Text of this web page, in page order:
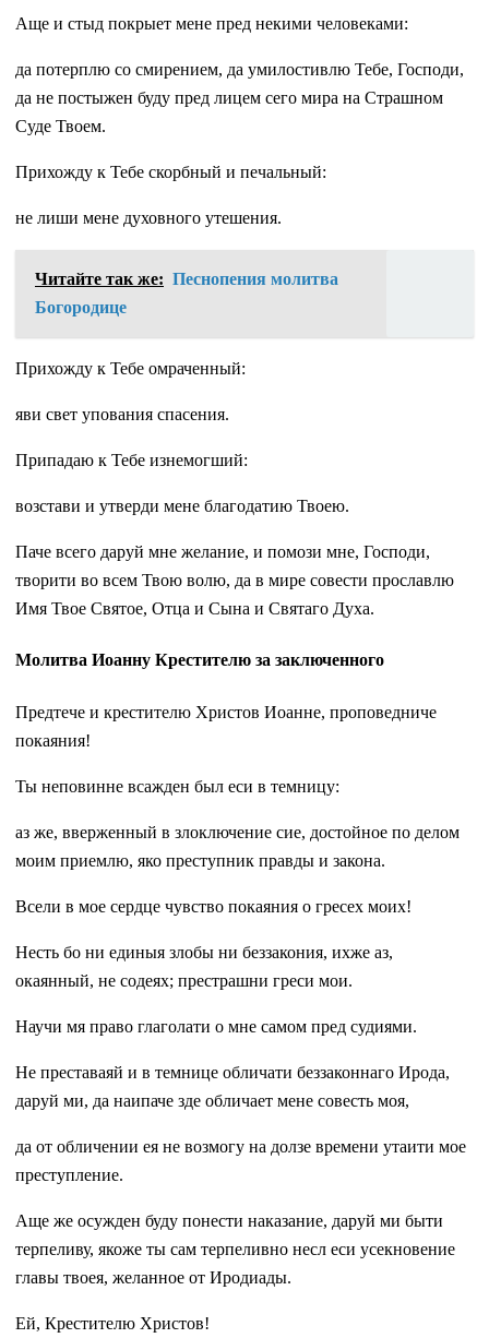
Аще и стыд покрыет мене пред некими человеками:
да потерплю со смирением, да умилостивлю Тебе, Господи,
да не постыжен буду пред лицем сего мира на Страшном
Суде Твоем.
Прихожду к Тебе скорбный и печальный:
не лиши мене духовного утешения.
Читайте так же: Песнопения молитва
Богородице
Прихожду к Тебе омраченный:
яви свет упования спасения.
Припадаю к Тебе изнемогший:
возстави и утверди мене благодатию Твоею.
Паче всего даруй мне желание, и помози мне, Господи,
творити во всем Твою волю, да в мире совести прославлю
Имя Твое Святое, Отца и Сына и Святаго Духа.
Молитва Иоанну Крестителю за заключенного
Предтече и крестителю Христов Иоанне, проповедниче
покаяния!
Ты неповинне всажден был еси в темницу:
аз же, вверженный в злоключение сие, достойное по делом
моим приемлю, яко преступник правды и закона.
Всели в мое сердце чувство покаяния о гресех моих!
Несть бо ни единыя злобы ни беззакония, ихже аз,
окаянный, не содеях; престрашни греси мои.
Научи мя право глаголати о мне самом пред судиями.
Не преставаяй и в темнице обличати беззаконнаго Ирода,
даруй ми, да наипаче зде обличает мене совесть моя,
да от обличении ея не возмогу на долзе времени утаити мое
преступление.
Аще же осужден буду понести наказание, даруй ми быти
терпеливу, якоже ты сам терпеливно несл еси усекновение
главы твоея, желанное от Иродиады.
Ей, Крестителю Христов!